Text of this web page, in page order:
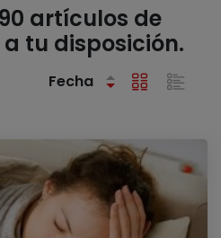
artículos de
tu disposición.
Fecha